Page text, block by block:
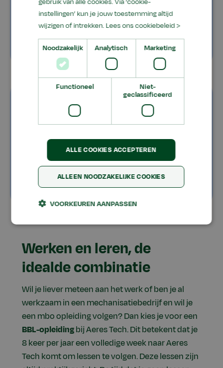
Bekijk agenda
Matchingservice
Vind jouw
mechanisatie
leerbedrijf
Meer informatie
Werken en leren, de
idealde combinatie
Wil je liever meteen aan het werk of ben je al
werkzaam in een mechanisatiebedrijf en wil je
een mbo opleiding volgen? Dan kies je voor een
BBL-opleidingbij Aeres Tech. Dit betekent dat je
8 keer per jaar een volledige week naar Aeres
Tech komt om lessen te volgen. Deze lessen zijn
instellingen’ kun je jouw toestemming altijd
wijzigen of intrekken. Lees ons cookiebeleid >
Noodzakelijk Analytisch Marketing
Functioneel
Niet-
geclassificeerd
ALLE COOKIES ACCEPTEREN
ALLEEN NOODZAKELIJKE COOKIES
VOORKEUREN AANPASSEN